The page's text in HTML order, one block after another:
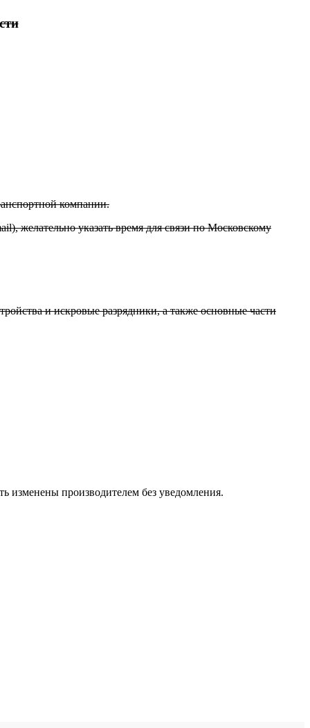
компании.
желательно указать время для связи по Московскому
и искровые разрядники, а также основные части
изменены производителем без уведомления.